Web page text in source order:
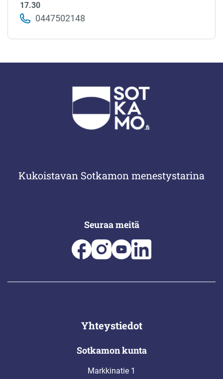
17.30
0447502148
Kukoistavan Sotkamon menestystarina
Seuraa meitä
Yhteystiedot
Sotkamon kunta
Markkinatie 1